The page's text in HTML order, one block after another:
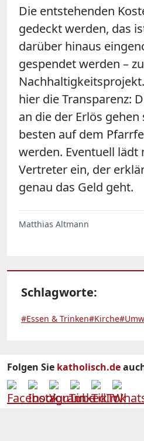
Die entstehenden
gedeckt werden, das
darüber hinaus
gespendet werden –
hier die Transparenz:
an die der Erlös
besten auf dem
werden. Eventuell lädt
Vertreter ein, der
genau das Geld geht.
Matthias Altmann
Schlagworte:
#Essen & Trinken#Kirche
Folgen Sie katholisch.de